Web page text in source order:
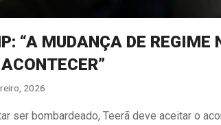
“A MUDANÇA DE REGIME
2026
ser bombardeado, Teerã deve aceitar o